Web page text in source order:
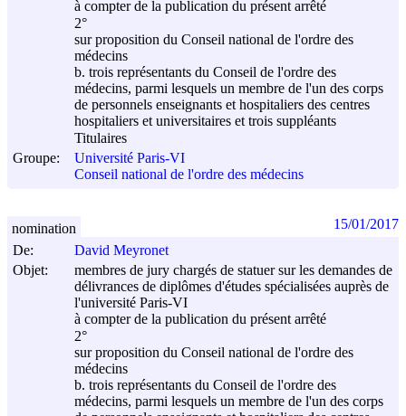
à compter de la publication du présent arrêté
2°
sur proposition du Conseil national de l'ordre des
médecins
b. trois représentants du Conseil de l'ordre des
médecins, parmi lesquels un membre de l'un des corps
de personnels enseignants et hospitaliers des centres
hospitaliers et universitaires et trois suppléants
Titulaires
Groupe:
Université Paris-VI
Conseil national de l'ordre des médecins
De:
David Meyronet
Objet:
membres de jury chargés de statuer sur les demandes de
délivrances de diplômes d'études spécialisées auprès de
l'université Paris-VI
à compter de la publication du présent arrêté
2°
sur proposition du Conseil national de l'ordre des
médecins
b. trois représentants du Conseil de l'ordre des
médecins, parmi lesquels un membre de l'un des corps
nomination 15/01/2017